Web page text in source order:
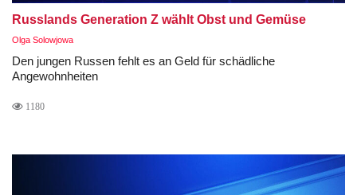
Russlands Generation Z wählt Obst und Gemüse
Olga Solowjowa
Den jungen Russen fehlt es an Geld für schädliche
Angewohnheiten
1180